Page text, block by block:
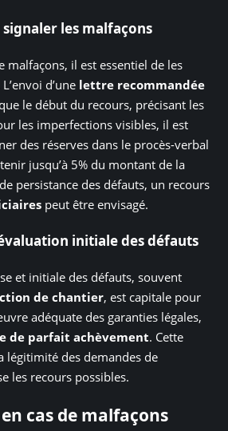
les malfaçons
malfaçons, il est essentiel de les
d’une lettre recommandée
le début du recours, précisant les
les imperfections visibles, il est
des réserves dans le procès-verbal
jusqu’à 5% du montant de la
persistance des défauts, un recours
peut être envisagé.
initiale des défauts
et initiale des défauts, souvent
de chantier, est capitale pour
adéquate des garanties légales,
de parfait achèvement. Cette
légitimité des demandes de
les recours possibles.
cas de malfaçons